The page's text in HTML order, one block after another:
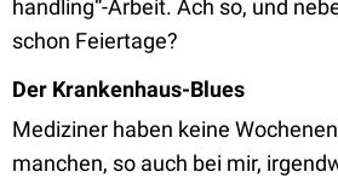
handling“-Arbeit. Ach so, und
schon Feiertage?
Der Krankenhaus-Blues
Mediziner haben keine
manchen, so auch bei mir,